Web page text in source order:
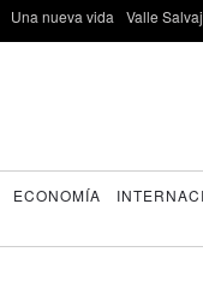
Una nueva vida Valle
ECONOMÍA